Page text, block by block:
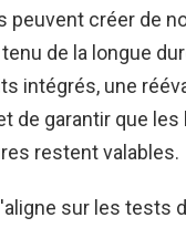
peuvent créer de
de la longue
intégrés, une
de garantir que
restent valables.
sur les tests